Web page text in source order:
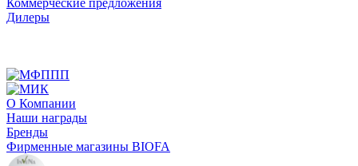
Коммерческие предложения
Дилеры
О Компании
Наши награды
Бренды
Фирменные магазины BIOFA